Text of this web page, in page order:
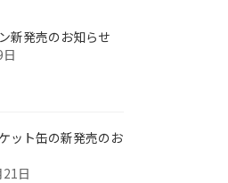
新発売のお知らせ
ット缶の新発売のお
日